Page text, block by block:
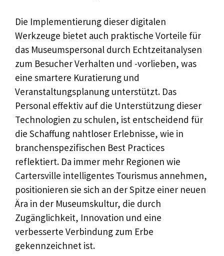
Die Implementierung dieser digitalen
Werkzeuge bietet auch praktische Vorteile für
das Museumspersonal durch Echtzeitanalysen
zum Besucher Verhalten und -vorlieben, was
eine smartere Kuratierung und
Veranstaltungsplanung unterstützt. Das
Personal effektiv auf die Unterstützung dieser
Technologien zu schulen, ist entscheidend für
die Schaffung nahtloser Erlebnisse, wie in
branchenspezifischen Best Practices
reflektiert. Da immer mehr Regionen wie
Cartersville intelligentes Tourismus annehmen,
positionieren sie sich an der Spitze einer neuen
Ära in der Museumskultur, die durch
Zugänglichkeit, Innovation und eine
verbesserte Verbindung zum Erbe
gekennzeichnet ist.